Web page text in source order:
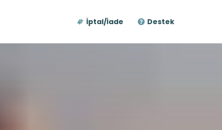
İptal/İade Destek